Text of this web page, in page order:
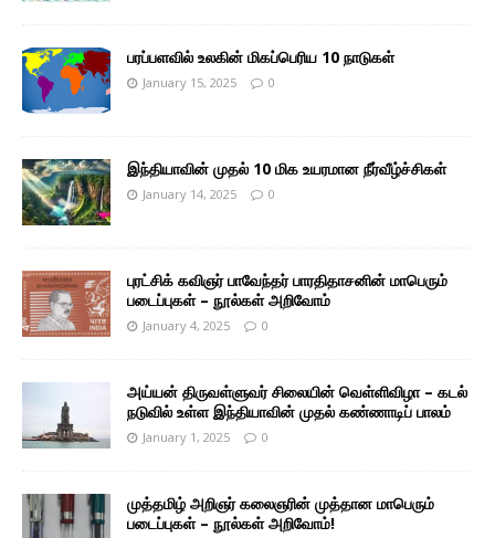
பரப்பளவில் உலகின் மிகப்பெரிய 10 நாடுகள்
January 15, 2025 0
இந்தியாவின் முதல் 10 மிக உயரமான நீர்வீழ்ச்சிகள்
January 14, 2025 0
புரட்சிக் கவிஞர் பாவேந்தர் பாரதிதாசனின் மாபெரும்
படைப்புகள் – நூல்கள் அறிவோம்
January 4, 2025 0
அய்யன் திருவள்ளுவர் சிலையின் வெள்ளிவிழா – கடல்
நடுவில் உள்ள இந்தியாவின் முதல் கண்ணாடிப் பாலம்
January 1, 2025 0
முத்தமிழ் அறிஞர் கலைஞரின் முத்தான மாபெரும்
படைப்புகள் – நூல்கள் அறிவோம்!